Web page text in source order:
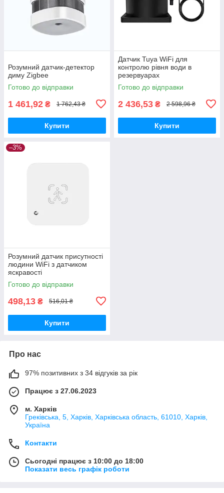
Розумний датчик-детектор
диму Zigbee
Готово до відправки
1 461,92 ₴ 1 762,43 ₴
Купити
Датчик Tuya WiFi для
контролю рівня води в
резервуарах
Готово до відправки
2 436,53 ₴ 2 598,96 ₴
Купити
–3%
Розумний датчик присутності
людини WiFi з датчиком
яскравості
Готово до відправки
498,13 ₴ 516,01 ₴
Купити
Про нас
97% позитивних з 34 відгуків за рік
Працює з 27.06.2023
м. Харків
Греківська, 5, Харків, Харківська область, 61010, Харків,
Україна
Контакти
Сьогодні працює з 10:00 до 18:00
Показати весь графік роботи